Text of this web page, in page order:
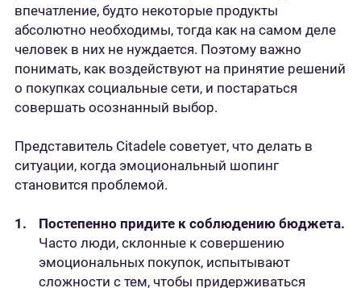
впечатление, будто некоторые продукты
абсолютно необходимы, тогда как на самом деле
человек в них не нуждается. Поэтому важно
понимать, как воздействуют на принятие решений
о покупках социальные сети, и постараться
совершать осознанный выбор.
Представитель Citadele советует, что делать в
ситуации, когда эмоциональный шопинг
становится проблемой.
Постепенно придите к соблюдению бюджета.
Часто люди, склонные к совершению
эмоциональных покупок, испытывают
сложности с тем, чтобы придерживаться